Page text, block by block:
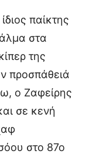
παίκτης
στα
της
προσπάθειά
ο Ζαφείρης
σε κενή
στο 87ο